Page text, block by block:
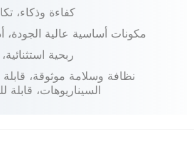
كفاءة وذكاء،
مكونات أساسية عالية الجودة،
ربحية
نظافة وسلامة موثوقة،
السيناريوهات،